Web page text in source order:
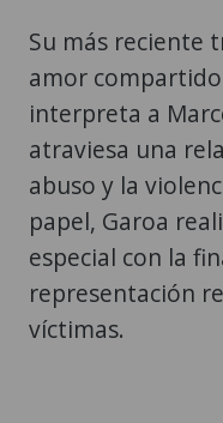
Su más reciente
amor
interpreta a
atraviesa una
abuso y la
papel, Garoa
especial con la
representación
víctimas.